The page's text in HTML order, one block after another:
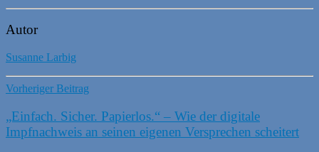
Autor
Susanne Larbig
Vorheriger Beitrag
„Einfach. Sicher. Papierlos.“ – Wie der digitale
Impfnachweis an seinen eigenen Versprechen scheitert